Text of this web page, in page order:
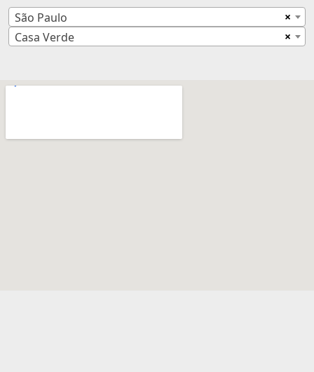
×
São Paulo
×
Casa Verde